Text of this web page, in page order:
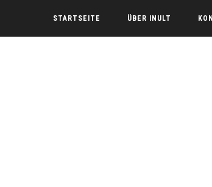
STARTSEITE ÜBER INULT